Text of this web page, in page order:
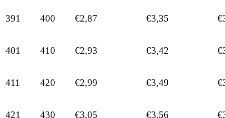
391 400 €2,87 €3,35
401 410 €2,93 €3,42
411 420 €2,99 €3,49
421 430 €3,05 €3,56